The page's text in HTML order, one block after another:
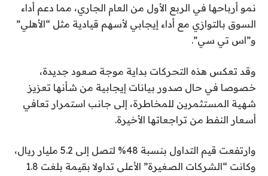
نمو أرباحها في الربع الأول من العام الجاري، مما دعم أداء
السوق بالتوازي مع أداء إيجابي لأسهم قيادية مثل “الأهلي”
و”اس تي سي”.
وقد تعكس هذه التحركات بداية موجة صعود جديدة،
خصوصا في حال صدور بيانات إيجابية من شأنها تعزيز
شهية المستثمرين للمخاطرة، إلى جانب استمرار تعافي
أسعار النفط من تراجعاتها الأخيرة.
وارتفعت قيم التداول بنسبة 48% لتصل إلى 5.2 مليار ريال،
وكانت “الشركات الصغيرة” الأعلى تداولا بقيمة بلغت 1.8